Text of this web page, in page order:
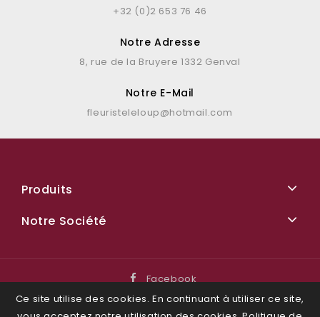
+32 (0)2 653 76 46
Notre Adresse
8, rue de la Bruyere 1332 Genval
Notre E-Mail
fleuristeleloup@hotmail.com
Produits
Notre Société
Ce site utilise des cookies. En continuant à utiliser ce site,
Facebook
© 2026